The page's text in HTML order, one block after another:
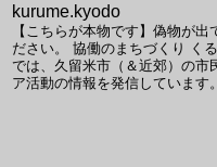
kurume.kyodo
【こちらが本物です】偽物が出
ださい。
協働のまちづくり く
では、久留米市（＆近郊）の市
ア活動の情報を発信しています。